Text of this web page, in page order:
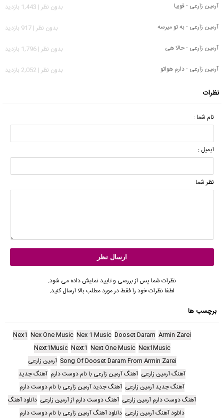
آرمین زارعی - فوبیا
بدون نظر | 1,443 بازدید
آرمین زارعی - به تو میرسه
بدون نظر | 917 بازدید
آرمین زارعی - حالا هی
بدون نظر | 1,796 بازدید
آرمین زارعی - دارم هواتو
بدون نظر | 2,052 بازدید
نظرات
نام شما :
ایمیل :
نظر شما:
نظرات شما پس از بررسی و تایید نمایش داده می شود.
لطفا نظرات خود را فقط در مورد مطلب بالا ارسال کنید.
برچسب ها
Armin Zarei
Dooset Daram
Nex 1 Music
Nex One Music
Nex1
Nex1Music
Next One Music
Next1
Next1Music
Song Of Dooset Daram From Armin Zarei آرمین زارعی
آهنگ آرمین زارعی آهنگ آرمین زارعی با نام دوست دارم آهنگ جدید
آهنگ جدید آرمین زارعی آهنگ جدید آرمین زارعی با نام دوست دارم
آهنگ دوست دارم آرمین زارعی آهنگ دوست دارم از آرمین زارعی دانلود آهنگ
دانلود آهنگ آرمین زارعی دانلود آهنگ آرمین زارعی با نام دوست دارم